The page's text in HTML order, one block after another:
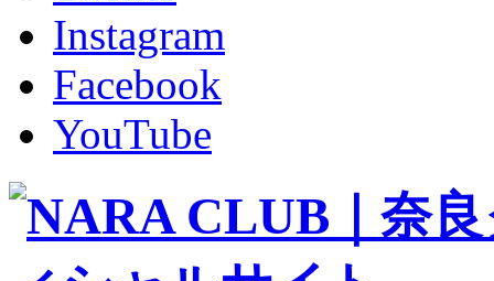
ホームタウン
コラム
その他
TEAM
2026/27トップチーム
2026/27トップチームスタッフ
バモス
チアダンススクール
ボランティアチーム「volundeer」
ビクトリーロード
Instagram
Facebook
YouTube